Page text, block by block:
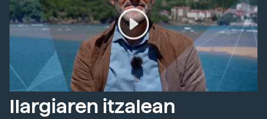
Ilargiaren itzalean